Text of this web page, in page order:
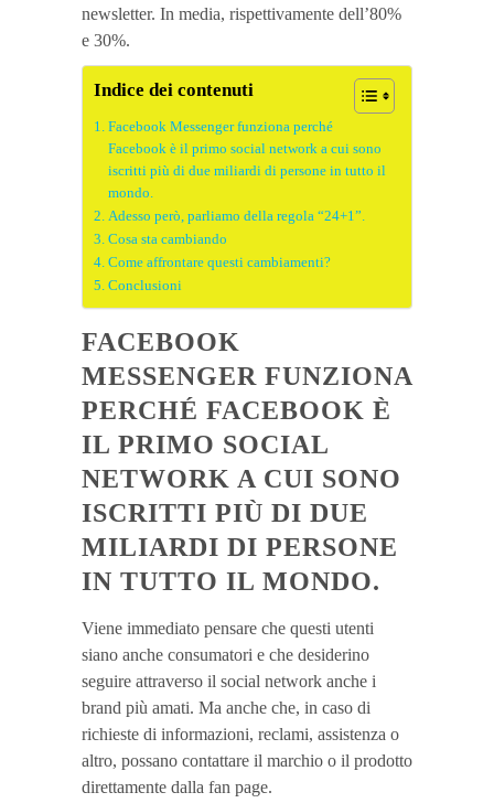
newsletter. In media, rispettivamente dell’80%
e 30%.
Indice dei contenuti
Facebook Messenger funziona perché
Facebook è il primo social network a cui sono
iscritti più di due miliardi di persone in tutto il
mondo.
Adesso però, parliamo della regola “24+1”.
Cosa sta cambiando
Come affrontare questi cambiamenti?
Conclusioni
FACEBOOK
MESSENGER FUNZIONA
PERCHÉ FACEBOOK È
IL PRIMO SOCIAL
NETWORK A CUI SONO
ISCRITTI PIÙ DI DUE
MILIARDI DI PERSONE
IN TUTTO IL MONDO.
Viene immediato pensare che questi utenti
siano anche consumatori e che desiderino
seguire attraverso il social network anche i
brand più amati. Ma anche che, in caso di
richieste di informazioni, reclami, assistenza o
altro, possano contattare il marchio o il prodotto
direttamente dalla fan page.